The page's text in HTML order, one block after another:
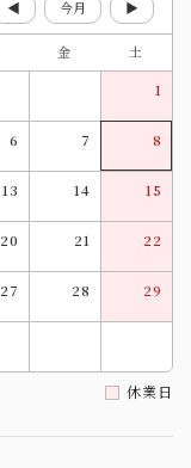
◀ 今月 ▶
金
土
1
6 7 8
13 14 15
20 21 22
27 28 29
休業日